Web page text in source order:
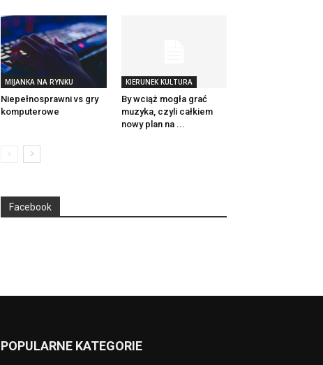
MIJANKA NA RYNKU
Niepełnosprawni vs gry
komputerowe
KIERUNEK KULTURA
By wciąż mogła grać
muzyka, czyli całkiem
nowy plan na ...
Facebook
POPULARNE KATEGORIE